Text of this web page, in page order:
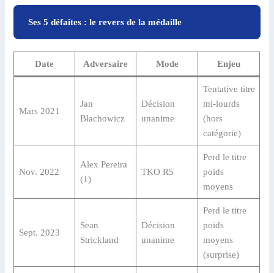
Ses 5 défaites : le revers de la médaille
Date Adversaire Mode Enjeu
Mars 2021
Jan
Błachowicz
Décision
unanime
Tentative titre
mi-lourds
(hors
catégorie)
Nov. 2022
Alex Pereira
(1)
TKO R5
Perd le titre
poids
moyens
Sept. 2023
Sean
Strickland
Décision
unanime
Perd le titre
poids
moyens
(surprise)